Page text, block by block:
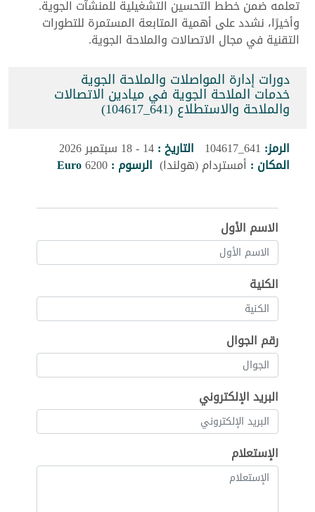
تعلمه ضمن خطط التحسين التشغيلية للمنشآت الجوية.
وأخيرًا، نشدد على أهمية المتابعة المستمرة للتطورات
التقنية في مجال الاتصالات والملاحة الجوية.
دورات إدارة المواصلات والملاحة الجوية
خدمات الملاحة الجوية في ميادين الاتصالات
والملاحة والاستطلاع (641_104617)
الرمز: 641_104617 التاريخ :14 - 18 سبتمبر 2026
المكان : أمستردام (هولندا) الرسوم :6200
Euro
الاسم الأول
الكنية
رقم الجوال
البريد الإلكتروني
الإستعلام